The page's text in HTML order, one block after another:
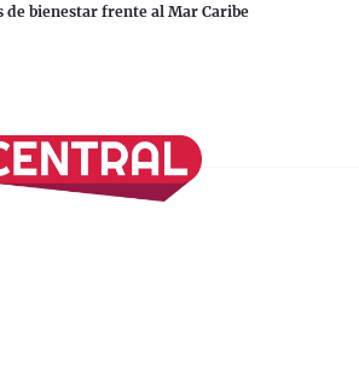
bienestar frente al Mar Caribe